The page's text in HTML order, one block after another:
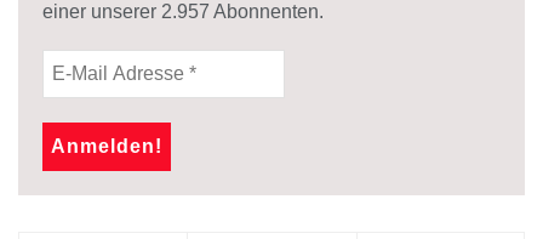
einer unserer 2.957 Abonnenten.